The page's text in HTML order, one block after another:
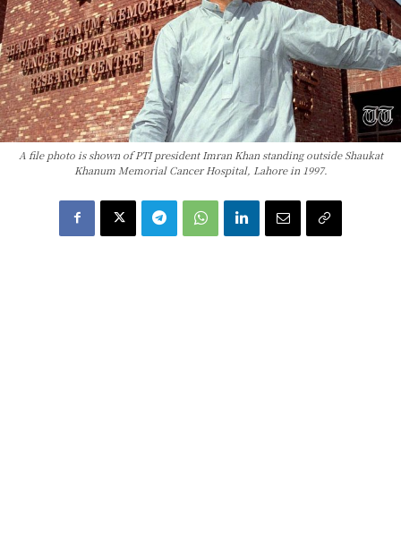
A file photo is shown of PTI president Imran Khan standing outside Shaukat
Khanum Memorial Cancer Hospital, Lahore in 1997.